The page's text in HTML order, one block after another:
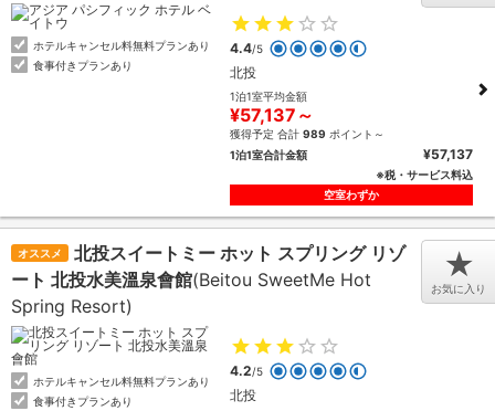
ホテルキャンセル料無料プランあり
食事付きプランあり
4.4/5
北投
1泊1室平均金額
¥57,137～
獲得予定 合計 989 ポイント～
1泊1室合計金額
¥57,137
※税・サービス料込
空室わずか
オススメ
北投スイートミー ホット スプリング リゾ
ート 北投水美溫泉會館(Beitou SweetMe Hot
Spring Resort)
ホテルキャンセル料無料プランあり
食事付きプランあり
4.2/5
北投
★
お気に入り